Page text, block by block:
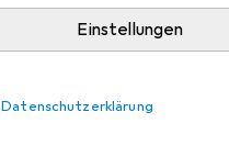
Einstellungen
Datenschutzerklärung